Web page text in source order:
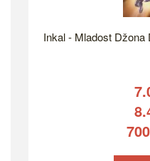
Inkal - Mladost Džona